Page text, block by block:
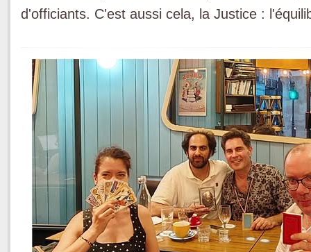
d'officiants. C'est aussi cela, la Justice :